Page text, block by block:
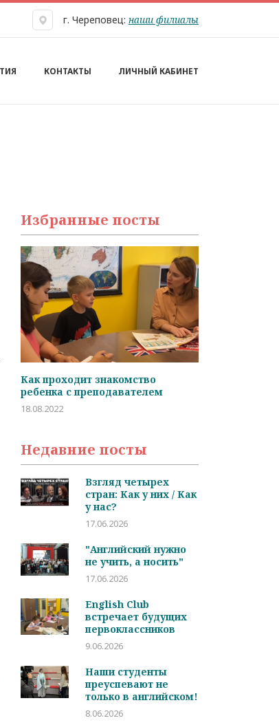
г. Череповец: наши филиалы
КОНТАКТЫ ЛИЧНЫЙ КАБИНЕТ
Избранные посты
Студент дня: Иван Варламов
05.02.2022
Недавние посты
Взгляд четырех
стран: Как у них / Как
у нас?
17.06.2026
"Английский нужно
не учить, а носить"
17.06.2026
English Club
встречает будущих
первоклассников
9.06.2026
Наши студенты
преуспевают не
только в английском!
8.06.2026